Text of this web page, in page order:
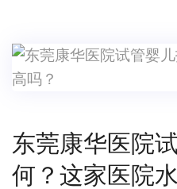
东莞康华医院
何？这家医院